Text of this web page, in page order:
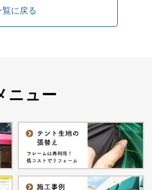
覧に戻る
ニュー